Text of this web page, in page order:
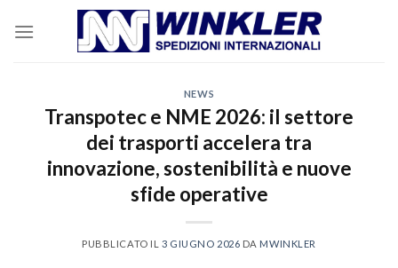
NEWS
Transpotec e NME 2026: il settore
dei trasporti accelera tra
innovazione, sostenibilità e nuove
sfide operative
PUBBLICATO IL 3 GIUGNO 2026 DA MWINKLER